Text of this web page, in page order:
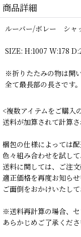
商品詳細
ルーバー/ボレー シャ
SIZE: H:1007 W:178
※折りたたみの物は開
全て最長部の長さです。
<複数アイテムをご購入
送料が加算されて計算
梱包の仕様によっては
色々組み合わせを試し
送料に関しては、ご注
適正価格を再度お知らせ
ご面倒をおかけいたし
※送料再計算の場合、
あらかじめご了承くださ